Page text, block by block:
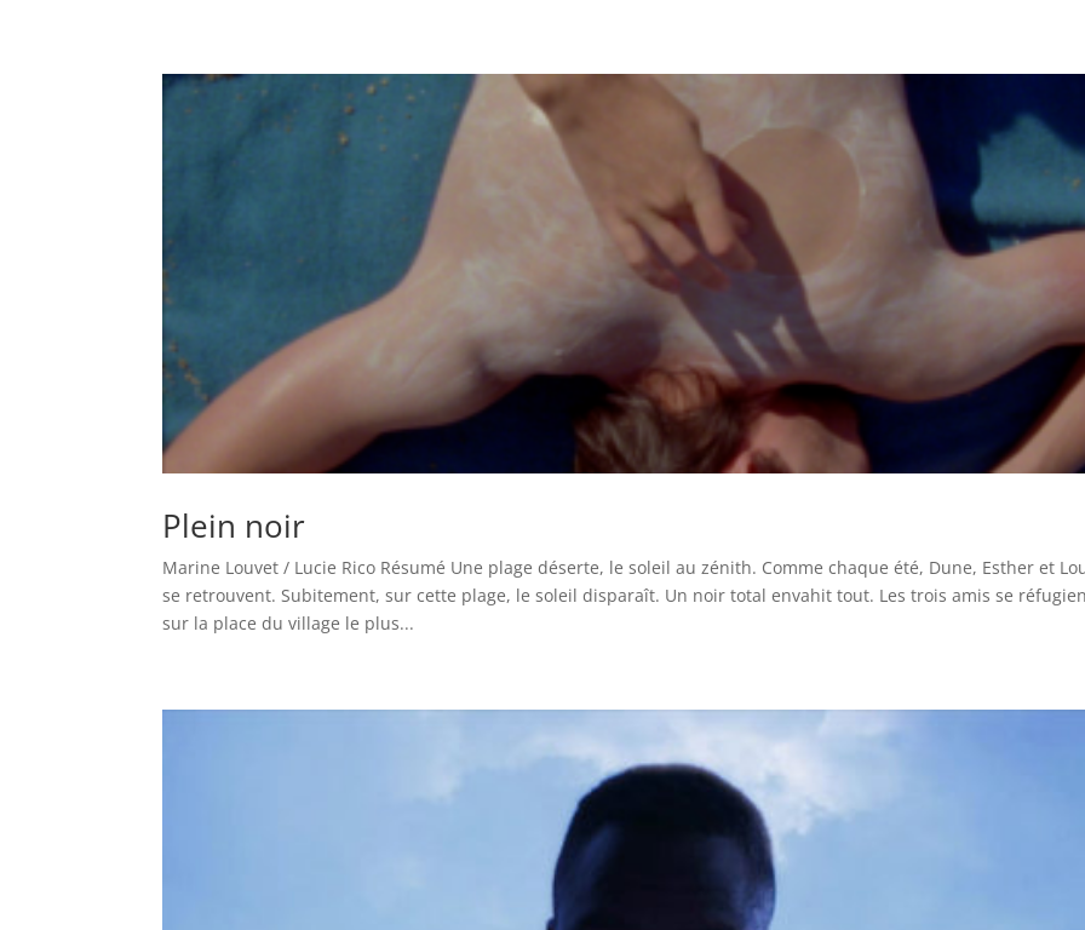
Plein noir
Marine Louvet / Lucie Rico Résumé Une plage déserte, le soleil au zénith. Comme chaque été, Dune, Esther et
se retrouvent. Subitement, sur cette plage, le soleil disparaît. Un noir total envahit tout. Les trois amis se
sur la place du village le plus...